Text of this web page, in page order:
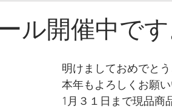
ル開催中です
明けましておめでとう
本年もよろしくお願い
1月３１日まで現品商